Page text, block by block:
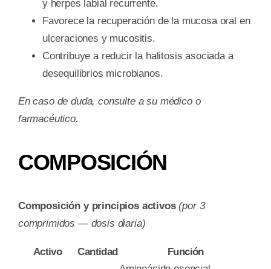
y herpes labial recurrente.
Favorece la recuperación de la mucosa oral en
ulceraciones y mucositis.
Contribuye a reducir la halitosis asociada a
desequilibrios microbianos.
En caso de duda, consulte a su médico o
farmacéutico.
COMPOSICIÓN
Composición y principios activos (por 3
comprimidos — dosis diaria)
Activo Cantidad Función